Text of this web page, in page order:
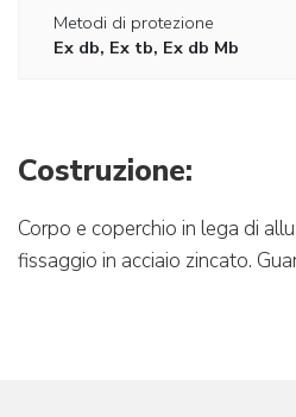
Metodi di protezione
Ex db, Ex tb, Ex db Mb
Costruzione:
Corpo e coperchio in lega di
fissaggio in acciaio zincato.